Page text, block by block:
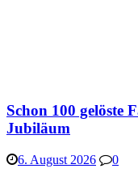
Schon 100 gelöste
Jubiläum
6. August 2026 0